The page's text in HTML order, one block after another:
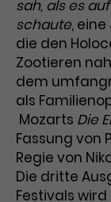
sah, als es
schaute,
die den
Zootieren
dem
als
Mozarts Die
Fassung von
Regie von
Die dritte
Festivals